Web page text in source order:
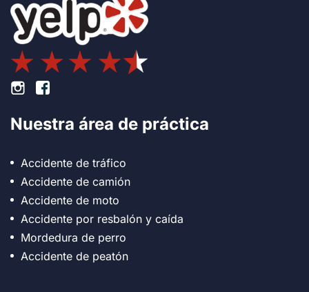
Pie de página Instagram
Pie de página Facebook
Nuestra área de práctica
Accidente de tráfico
Accidente de camión
Accidente de moto
Accidente por resbalón y caída
Mordedura de perro
Accidente de peatón